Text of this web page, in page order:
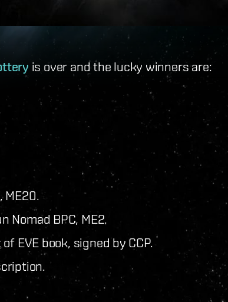
is over and the lucky winners are:
ME20.
Nomad BPC, ME2.
EVE book, signed by CCP.